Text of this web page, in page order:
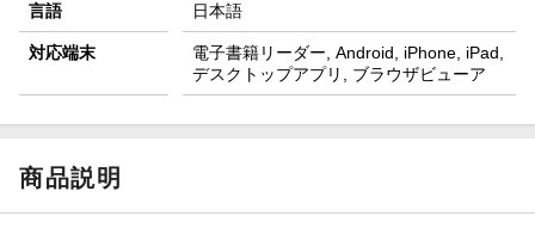
言語 日本語
対応端末
電子書籍リーダー, Android, iPhone, iPad,
デスクトップアプリ, ブラウザビューア
商品説明